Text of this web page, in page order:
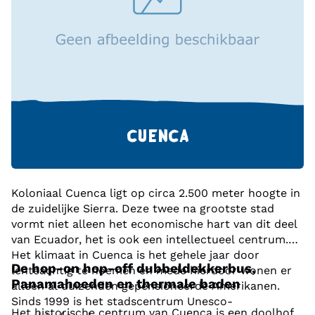
oude polylepisbossen gaan de erosie in dit gebied
tegen en zijn een bron van veel geneeskrachtige
planten.
CUENCA
Koloniaal Cuenca ligt op circa 2.500 meter hoogte in
de zuidelijke Sierra. Deze twee na grootste stad
vormt niet alleen het economische hart van dit deel
van Ecuador, het is ook een intellectueel centrum.
Het klimaat in Cuenca is het gehele jaar door
lenteachtig te noemen en mede hierdoor wonen er
alleen al duizenden gepensioneerde Amerikanen.
Sinds 1999 is het stadscentrum Unesco-
De hop-on hop-off dubbeldekkerbus,
Panamahoeden en thermale baden